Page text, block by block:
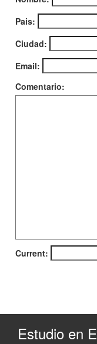
Pais:
Ciudad:
Email:
Comentario:
Current:
Estudio en